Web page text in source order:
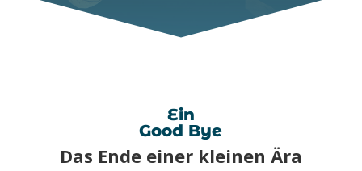
Ein
Good Bye
Das Ende einer klei­nen Ära